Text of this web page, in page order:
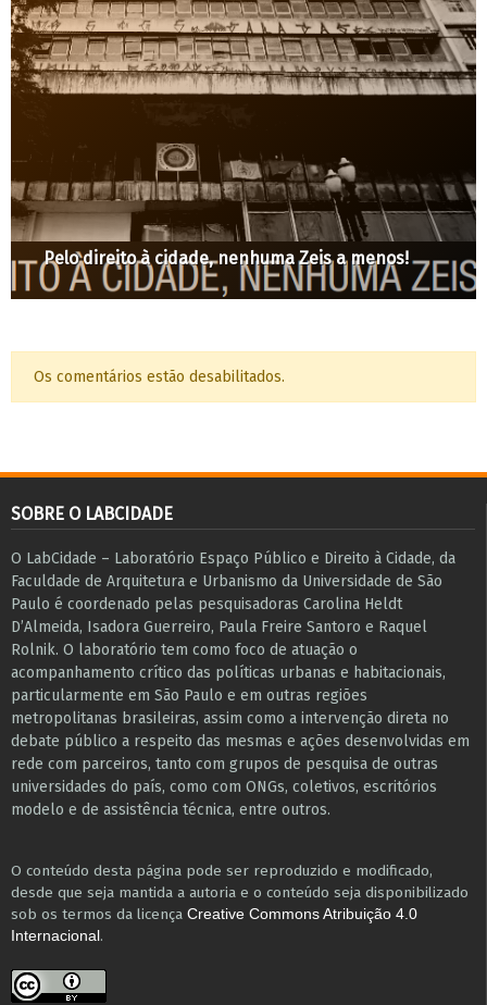
Carta a vereadores contra a prorrogação da
concessão de área pública ao SPFC
Os comentários estão desabilitados.
SOBRE O LABCIDADE
O LabCidade – Laboratório Espaço Público e Direito à Cidade, da
Faculdade de Arquitetura e Urbanismo da Universidade de São
Paulo é coordenado pelas pesquisadoras Carolina Heldt
D’Almeida, Isadora Guerreiro, Paula Freire Santoro e Raquel
Rolnik. O laboratório tem como foco de atuação o
acompanhamento crítico das políticas urbanas e habitacionais,
particularmente em São Paulo e ​em outras regiões
metropolitanas brasileiras, assim como a intervenção direta no
debate público a respeito das mesmas e ações desenvolvidas em
r​e​de com parceiros, tanto com grupos de pesquisa ​de outras
universidades do país, como com ONGs, coletivos, escritórios
modelo e de assistência técnica​, entre outros​.
O conteúdo desta página pode ser reproduzido e modificado,
desde que seja mantida a autoria e o conteúdo seja disponibilizado
sob os termos da licença Creative Commons Atribuição 4.0
Internacional .